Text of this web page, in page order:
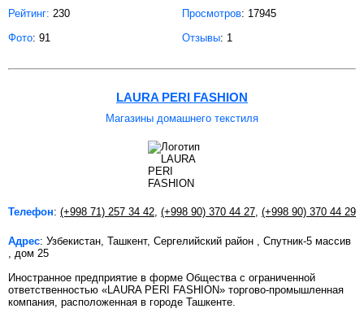
Рейтинг: 230 Просмотров: 17945
Фото: 91 Отзывы: 1
LAURA PERI FASHION
Магазины домашнего текстиля
Телефон: (+998 71) 257 34 42 (+998 90) 370 44 27 (+998 90) 370 44 29
Адрес: Узбекистан, Ташкент, Сергелийский район , Спутник-5 массив
, дом 25
Иностранное предприятие в форме Общества с ограниченной
ответственностью «LAURA PERI FASHION» торгово-промышленная
компания, расположенная в городе Ташкенте.